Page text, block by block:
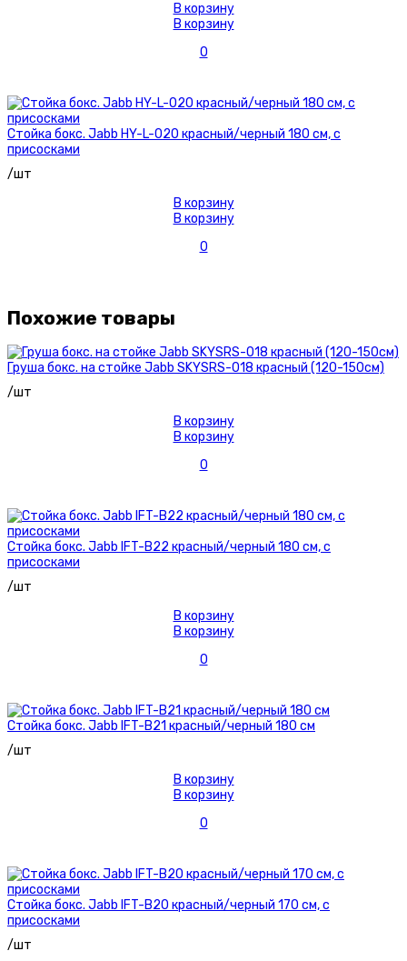
В корзину
В корзину
0
Стойка бокс. Jabb HY-L-020 красный/черный 180 см, с
присосками
/шт
В корзину
В корзину
0
Похожие товары
Груша бокс. на стойке Jabb SKYSRS-018 красный (120-150см)
/шт
В корзину
В корзину
0
Стойка бокс. Jabb IFT-B22 красный/черный 180 см, с
присосками
/шт
В корзину
В корзину
0
Стойка бокс. Jabb IFT-B21 красный/черный 180 см
/шт
В корзину
В корзину
0
Стойка бокс. Jabb IFT-B20 красный/черный 170 см, с
присосками
/шт